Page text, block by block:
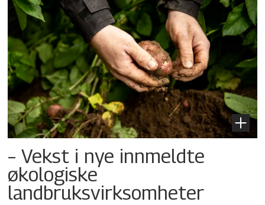
– Vekst i nye innmeldte
økologiske
landbruksvirksomheter